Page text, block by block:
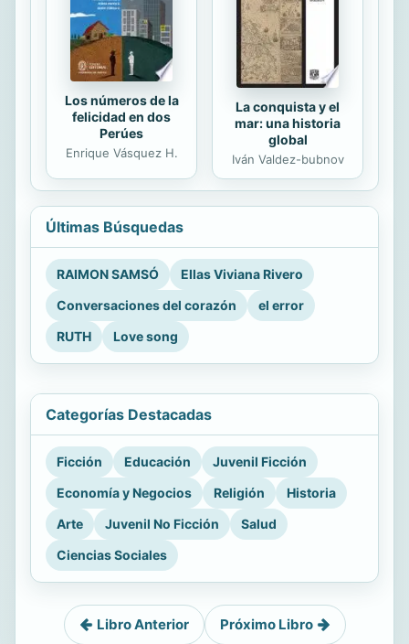
Los números de la
felicidad en dos
Perúes
Enrique Vásquez H.
La conquista y el
mar: una historia
global
Iván Valdez-bubnov
Últimas Búsquedas
RAIMON SAMSÓ
Ellas Viviana Rivero
Conversaciones del corazón
el error
RUTH
Love song
Categorías Destacadas
Ficción Educación
Juvenil Ficción
Economía y Negocios
Religión
Historia
Arte
Juvenil No Ficción
Salud
Ciencias Sociales
Libro Anterior Próximo Libro